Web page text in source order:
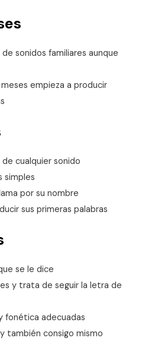
sonidos familiares aunque
empieza a producir
cualquier sonido
simples
por su nombre
sus primeras palabras
se le dice
y trata de seguir la letra de
fonética adecuadas
también consigo mismo